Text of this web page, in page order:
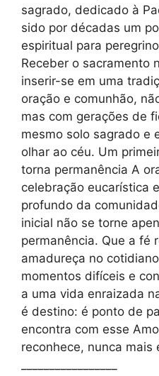
sagrado, dedicado à
sido por décadas um
espiritual para
Receber o sacramento
inserir-se em uma
oração e comunhão,
mas com gerações de
mesmo solo sagrado e
olhar ao céu. Um
torna permanência A
celebração eucarística
profundo da
inicial não se torne
permanência. Que a fé
amadureça no
momentos difíceis e
a uma vida enraizada
é destino: é ponto de
encontra com esse
reconhece, nunca mais